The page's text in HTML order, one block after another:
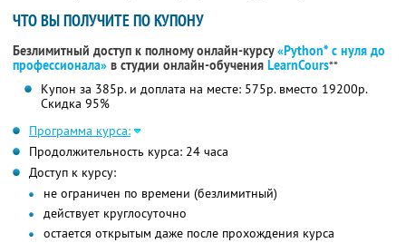
ЧТО ВЫ ПОЛУЧИТЕ ПО КУПОНУ
Безлимитный доступ к полному онлайн-курсу«Python* с нуля до
профессионала» в студии онлайн-обучения LearnCours**
Купон за 385р. и доплата на месте: 575р. вместо 19200р.
Скидка 95%
Программа курса:
Продолжительность курса: 24 часа
Доступ к курсу:
не ограничен по времени (безлимитный)
действует круглосуточно
остается открытым даже после прохождения курса